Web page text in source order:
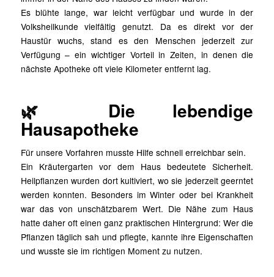
Es blühte lange, war leicht verfügbar und wurde in der
Volksheilkunde vielfältig genutzt. Da es direkt vor der
Haustür wuchs, stand es den Menschen jederzeit zur
Verfügung – ein wichtiger Vorteil in Zeiten, in denen die
nächste Apotheke oft viele Kilometer entfernt lag.
🌿 Die lebendige
Hausapotheke
Für unsere Vorfahren musste Hilfe schnell erreichbar sein.
Ein Kräutergarten vor dem Haus bedeutete Sicherheit.
Heilpflanzen wurden dort kultiviert, wo sie jederzeit geerntet
werden konnten. Besonders im Winter oder bei Krankheit
war das von unschätzbarem Wert. Die Nähe zum Haus
hatte daher oft einen ganz praktischen Hintergrund: Wer die
Pflanzen täglich sah und pflegte, kannte ihre Eigenschaften
und wusste sie im richtigen Moment zu nutzen.